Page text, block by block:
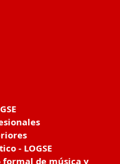
- LOGSE
formal de música y